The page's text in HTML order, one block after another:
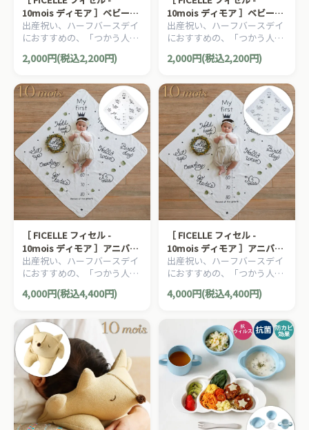
10mois ディモア ］ベビース
トッパー グレー 日本製 補助
まくら ぬいぐるみ 誤嚥防止
出産祝い、ハーフバースデイ
におすすめの、「つかう人が
本当に笑顔になれるモノ」を
大切に出産準備グッズ、
ビー用品です。
2,000円(税込2,200円)
10mois ディモア ］ベビース
トッパー ピンク 日本製 補助
まくら ぬいぐるみ 誤嚥防止
出産祝い、ハーフバースデイ
におすすめの、「つかう人が
本当に笑顔になれるモノ」を
大切に出産準備グッズ、
ビー用品です。
2,000円(税込2,200円)
［ FICELLE フィセル -
10mois ディモア ］アニバー
サリータオル ホワイト 日本
製 新生児 ブランケット 記念
日 誕生日 記念写真 身長計
出産祝い、ハーフバースデイ
におすすめの、「つかう人が
本当に笑顔になれるモノ」を
大切に出産準備グッズ、
ビー用品です。
4,000円(税込4,400円)
［ FICELLE フィセル -
10mois ディモア ］アニバー
サリータオル パウダーブルー
日本製 新生児 ブランケット
記念日 誕生日 記念写真 身長
計
出産祝い、ハーフバースデイ
におすすめの、「つかう人が
本当に笑顔になれるモノ」を
大切に出産準備グッズ、
ビー用品です。
4,000円(税込4,400円)